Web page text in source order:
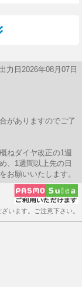
出力日2026年08月07日
がありますのでご了
ねダイヤ改正の1週
、1週間以上先の日
お願いいたします。
います。ご注意下さい。